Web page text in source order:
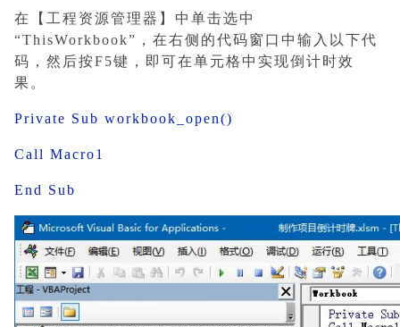
在【工程资源管理器】中单击选中
“ThisWorkbook”，在右侧的代码窗口中输入以下代
码，然后按F5键，即可在单元格中实现倒计时效
果。
Private Sub workbook_open()
Call Macro1
End Sub